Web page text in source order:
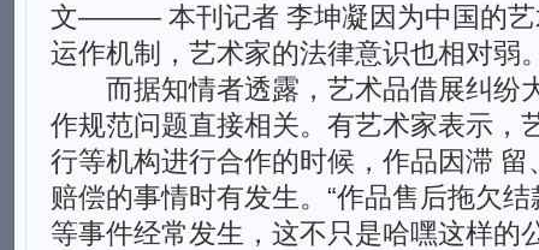
文——— 本刊记者 李坤凝因为中国的艺
运作机制，艺术家的法律意识也相对弱
而据知情者透露，艺术品借展纠纷
作规范问题直接相关。有艺术家表示，
行等机构进行合作的时候，作品因滞
赔偿的事情时有发生。“作品售后拖欠
等事件经常发生，这不只是哈嘿这样的